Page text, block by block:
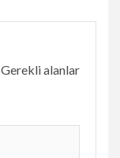
Gerekli alanlar